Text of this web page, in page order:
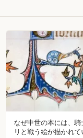
なぜ中世の本には、
リと戦う絵が描かれて